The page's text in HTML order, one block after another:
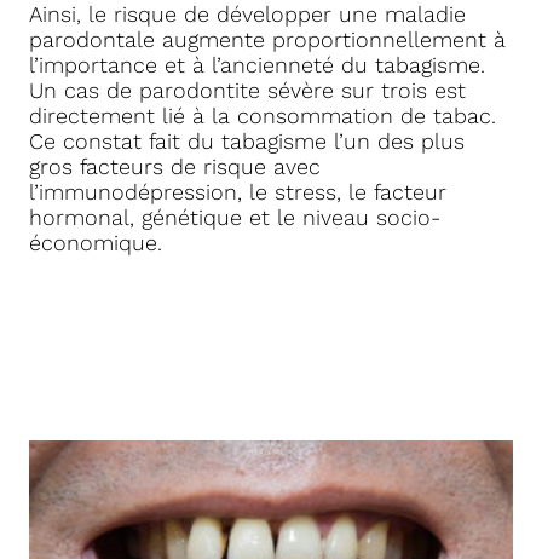
Ainsi, le risque de développer une maladie
parodontale augmente proportionnellement à
l’importance et à l’ancienneté du tabagisme.
Un cas de parodontite sévère sur trois est
directement lié à la consommation de tabac.
Ce constat fait du tabagisme l’un des plus
gros facteurs de risque avec
l’immunodépression, le stress, le facteur
hormonal, génétique et le niveau socio-
économique.